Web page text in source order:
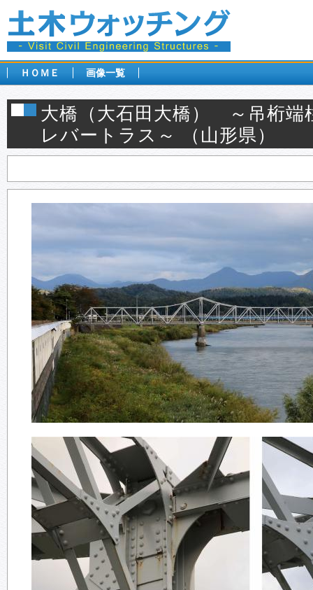
ＨＯＭＥ 画像一覧
大橋（大石田大橋） ～吊桁端
レバートラス～ （山形県）